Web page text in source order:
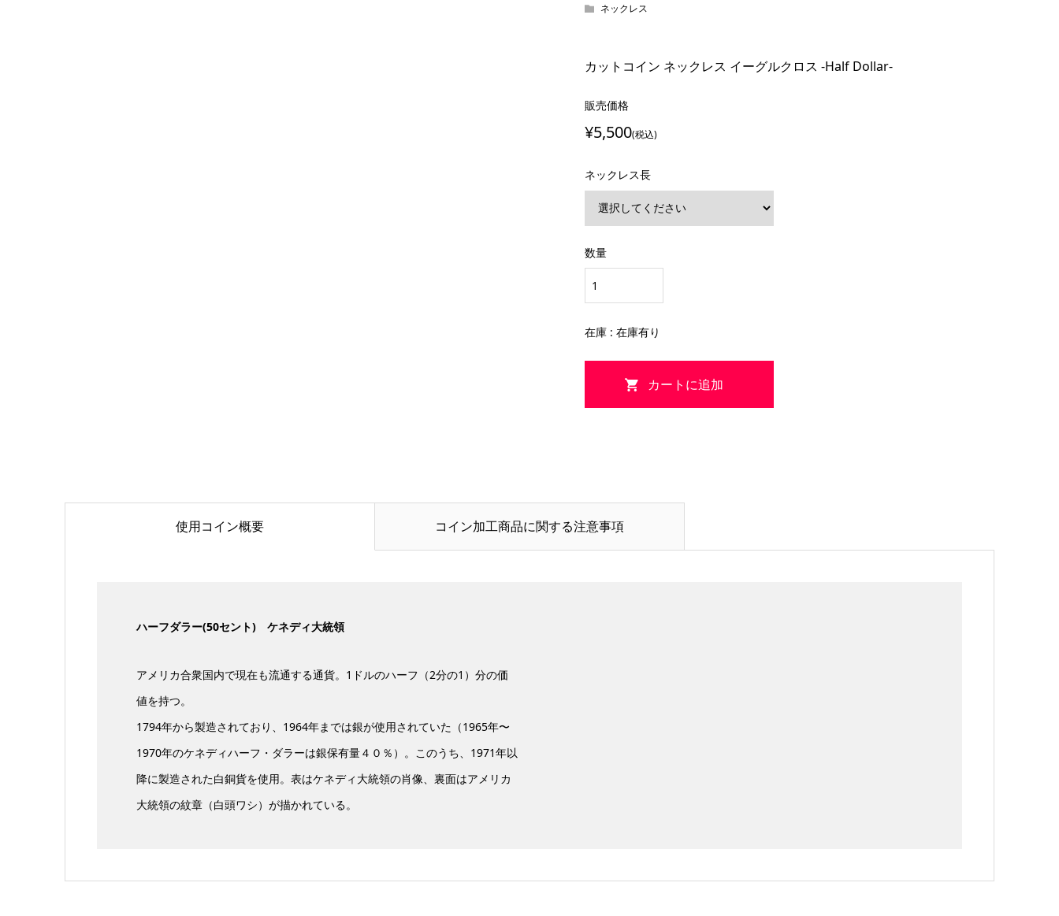
ネックレス
カットコイン ネックレス イーグルクロス -Half Dollar-
販売価格
¥5,500(税込)
ネックレス長
数量
在庫 : 在庫有り
使用コイン概要 コイン加工商品に関する注意事項
ハーフダラー(50セント) ケネディ大統領
アメリカ合衆国内で現在も流通する通貨。1ドルのハーフ（2分の1）分の価
値を持つ。
1794年から製造されており、1964年までは銀が使用されていた（1965年〜
1970年のケネディハーフ・ダラーは銀保有量４０％）。このうち、1971年以
降に製造された白銅貨を使用。表はケネディ大統領の肖像、裏面はアメリカ
大統領の紋章（白頭ワシ）が描かれている。